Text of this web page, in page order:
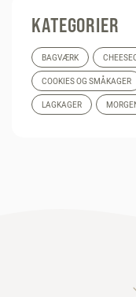
KATEGORIER
BAGVÆRK
COOKIES OG SMÅKAGER
LAGKAGER